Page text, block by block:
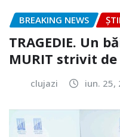
BREAKING NEWS
TRAGEDIE. Un
MURIT strivit
clujazi iun. 25,